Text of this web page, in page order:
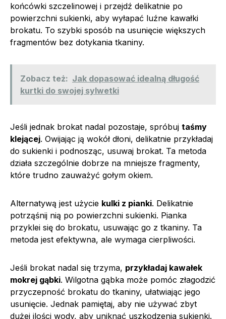
końcówki szczelinowej i przejdź delikatnie po
powierzchni sukienki, aby wyłapać luźne kawałki
brokatu. To szybki sposób na usunięcie większych
fragmentów bez dotykania tkaniny.
Zobacz też: Jak dopasować idealną długość
kurtki do swojej sylwetki
Jeśli jednak brokat nadal pozostaje, spróbuj taśmy
klejącej. Owijając ją wokół dłoni, delikatnie przykładaj
do sukienki i podnosząc, usuwaj brokat. Ta metoda
działa szczególnie dobrze na mniejsze fragmenty,
które trudno zauważyć gołym okiem.
Alternatywą jest użycie kulki z pianki. Delikatnie
potrząśnij nią po powierzchni sukienki. Pianka
przyklei się do brokatu, usuwając go z tkaniny. Ta
metoda jest efektywna, ale wymaga cierpliwości.
Jeśli brokat nadal się trzyma, przykładaj kawałek
mokrej gąbki. Wilgotna gąbka może pomóc złagodzić
przyczepność brokatu do tkaniny, ułatwiając jego
usunięcie. Jednak pamiętaj, aby nie używać zbyt
dużej ilości wody, aby uniknąć uszkodzenia sukienki.